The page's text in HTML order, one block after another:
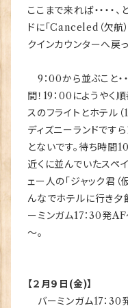
ここまで来れば・・・
ドに「Canceled（欠航
クインカウンターへ戻
9：00から並ぶこと・・・
間！19：00にようやく
スのフライトとホテル
ディズニーランドです
とないです。待ち時間
近くに並んでいたスペイ
ェー人の「ジャック君（
んなでホテルに行き夕
ーミンガム17：30発
～。
【２月９日(金)】
バーミンガム17：30